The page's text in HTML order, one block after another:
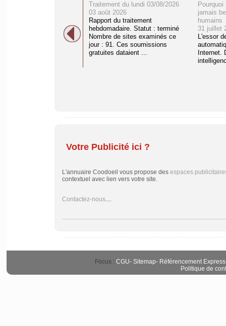
Traitement du lundi 03/08/2026
03 août 2026
Rapport du traitement
hebdomadaire. Statut : terminé
Nombre de sites examinés ce
jour : 91. Ces soumissions
gratuites dataient ...
jamais
humains
31 juillet
L'essor
Internet.
Votre Publicité ici ?
L'annuaire Coodoeil vous propose des espaces
contextuel avec lien vers votre site.
Contactez-nous....
Focus : CGU- Sitemap- Référencement Express
Politique de